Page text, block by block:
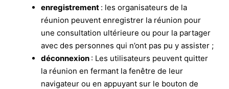
enregistrement : les organisateurs de la
réunion peuvent enregistrer la réunion pour
une consultation ultérieure ou pour la partager
avec des personnes qui n’ont pas pu y assister ;
déconnexion : Les utilisateurs peuvent quitter
la réunion en fermant la fenêtre de leur
navigateur ou en appuyant sur le bouton de